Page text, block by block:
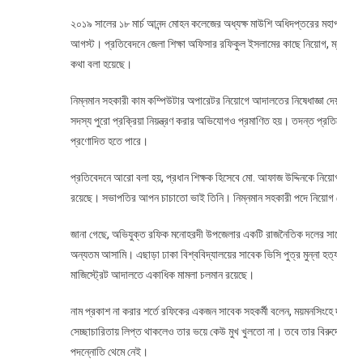
২০১৯ সালের ১৮ মার্চ আনন্দ মোহন কলেজের অধ্যক্ষ মাউশি অধিদপ্তরের
আগস্ট। প্রতিবেদনে জেলা শিক্ষা অফিসার রফিকুল ইসলামের কাছে নিয়োগ,
কথা বলা হয়েছে।
নিম্নমান সহকারী কাম কম্পিউটার অপারেটর নিয়োগে আদালতের নিষেধাজ্ঞা
সদস্য পুরো প্রক্রিয়া নিয়ন্ত্রণ করার অভিযোগও প্রমাণিত হয়। তদন্ত
প্রণোদিত হতে পারে।
প্রতিবেদনে আরো বলা হয়, প্রধান শিক্ষক হিসেবে মো. আফাজ উদ্দিনকে নিয়োগ
রয়েছে। সভাপতির আপন চাচাতো ভাই তিনি। নিম্নমান সহকারী পদে
জানা গেছে, অভিযুক্ত রফিক মনোহরদী উপজেলার একটি রাজনৈতিক দলের
অন্যতম আসামি। এছাড়া ঢাকা বিশ্ববিদ্যালয়ের সাবেক ভিসি পুত্র মুন্না
মাজিস্ট্রেট আদালতে একাধিক মামলা চলমান রয়েছে।
নাম প্রকাশ না করার শর্তে রফিকের একজন সাবেক সহকর্মী বলেন,
সেচ্ছাচারিতায় লিপ্ত থাকলেও তার ভয়ে কেউ মুখ খুলতো না। তবে তার
পদন্নোতি থেমে নেই।